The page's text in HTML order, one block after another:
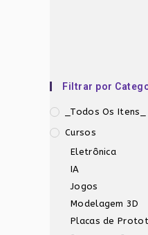
Filtrar por
_Todos Os Itens_
Cursos
Eletrônica
IA
Jogos
Modelagem 3D
Placas de